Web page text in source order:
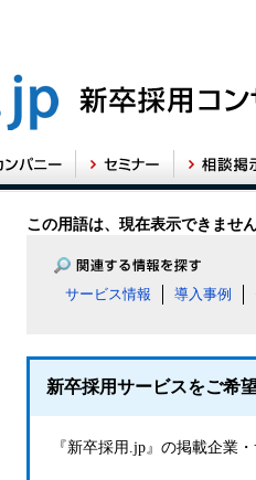
この用語は、現在表示できませ
サービス情報 導入事例
新卒採用サービスをご希
『新卒採用.jp』の掲載企業